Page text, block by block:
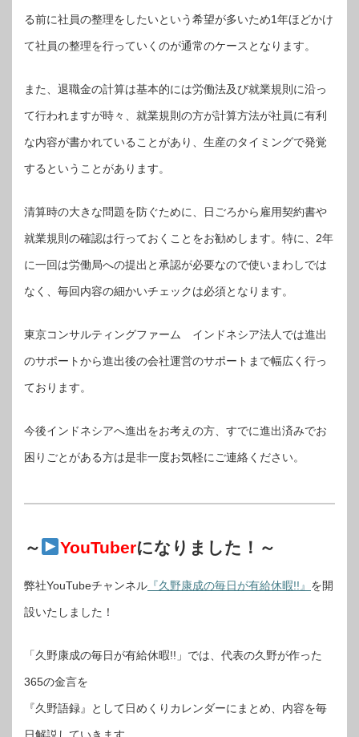
る前に社員の整理をしたいという希望が多いため1年ほどかけ
て社員の整理を行っていくのが通常のケースとなります。
また、退職金の計算は基本的には労働法及び就業規則に沿っ
て行われますが時々、就業規則の方が計算方法が社員に有利
な内容が書かれていることがあり、生産のタイミングで発覚
するということがあります。
清算時の大きな問題を防ぐために、日ごろから雇用契約書や
就業規則の確認は行っておくことをお勧めします。特に、2年
に一回は労働局への提出と承認が必要なので使いまわしでは
なく、毎回内容の細かいチェックは必須となります。
東京コンサルティングファーム インドネシア法人では進出
のサポートから進出後の会社運営のサポートまで幅広く行っ
ております。
今後インドネシアへ進出をお考えの方、すでに進出済みでお
困りごとがある方は是非一度お気軽にご連絡ください。
～ YouTuberになりました！～
弊社YouTubeチャンネル 『久野康成の毎日が有給休暇!!』 を開
設いたしました！
「久野康成の毎日が有給休暇!!」では、代表の久野が作った
365の金言を
『久野語録』として日めくりカレンダーにまとめ、内容を毎